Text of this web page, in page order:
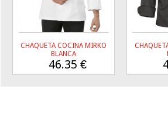
CHAQUETA COCINA MIRKO
BLANCA
46.35 €